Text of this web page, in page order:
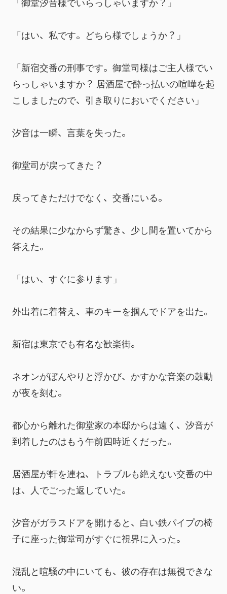
「はい、私です。どちら様でしょうか？」
「新宿交番の刑事です。御堂司様はご主人様でい
らっしゃいますか？ 居酒屋で酔っ払いの喧嘩を起
こしましたので、引き取りにおいでください」
汐音は一瞬、言葉を失った。
御堂司が戻ってきた？
戻ってきただけでなく、交番にいる。
その結果に少なからず驚き、少し間を置いてから
答えた。
「はい、すぐに参ります」
外出着に着替え、車のキーを掴んでドアを出た。
新宿は東京でも有名な歓楽街。
ネオンがぼんやりと浮かび、かすかな音楽の鼓動
が夜を刻む。
都心から離れた御堂家の本邸からは遠く、汐音が
到着したのはもう午前四時近くだった。
居酒屋が軒を連ね、トラブルも絶えない交番の中
は、人でごった返していた。
汐音がガラスドアを開けると、白い鉄パイプの椅
子に座った御堂司がすぐに視界に入った。
混乱と喧騒の中にいても、彼の存在は無視できな
い。